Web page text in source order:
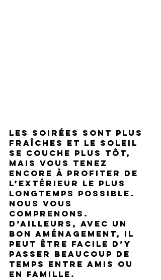
Les soirées sont plus
fraîches et le soleil
se couche plus tôt,
mais vous tenez
encore à profiter de
l’extérieur le plus
longtemps possible.
Nous vous
comprenons.
D’ailleurs, avec un
bon aménagement, il
peut être facile d’y
passer beaucoup de
temps entre amis ou
en famille.